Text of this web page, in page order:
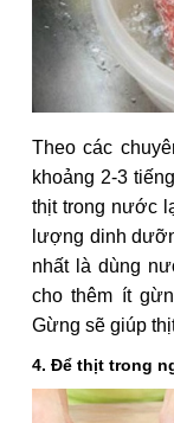
Theo các
khoảng 2-3
thịt trong nước
lượng dinh
nhất là dùng
cho thêm ít
Gừng sẽ giúp
4. Để thịt trong